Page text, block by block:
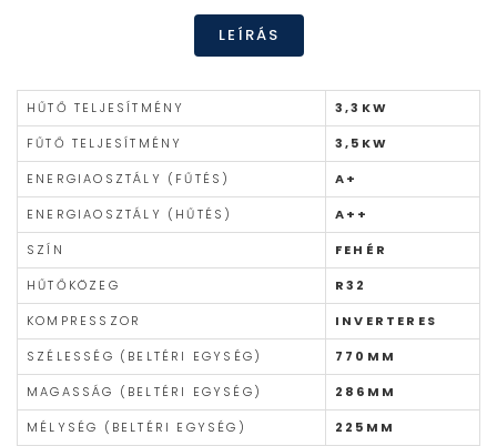
LEÍRÁS
HŰTŐ TELJESÍTMÉNY
3,3KW
FŰTŐ TELJESÍTMÉNY
3,5KW
ENERGIAOSZTÁLY (FŰTÉS)
A+
ENERGIAOSZTÁLY (HŰTÉS)
A++
SZÍN
FEHÉR
HŰTŐKÖZEG
R32
KOMPRESSZOR
INVERTERES
SZÉLESSÉG (BELTÉRI EGYSÉG)
770MM
MAGASSÁG (BELTÉRI EGYSÉG)
286MM
MÉLYSÉG (BELTÉRI EGYSÉG)
225MM